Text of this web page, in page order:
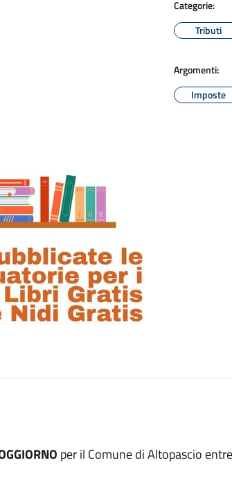
Categorie:
Tributi
Argomenti:
Imposte
per il Comune di Altopascio